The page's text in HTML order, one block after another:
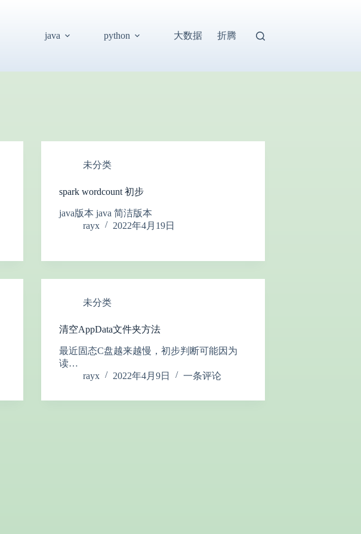
java python 大数据 折腾
未分类
spark wordcount 初步
java版本 java 简洁版本
rayx
2022年4月19日
未分类
清空AppData文件夹方法
最近固态C盘越来越慢，初步判断可能因为
读…
rayx
2022年4月9日 一条评论